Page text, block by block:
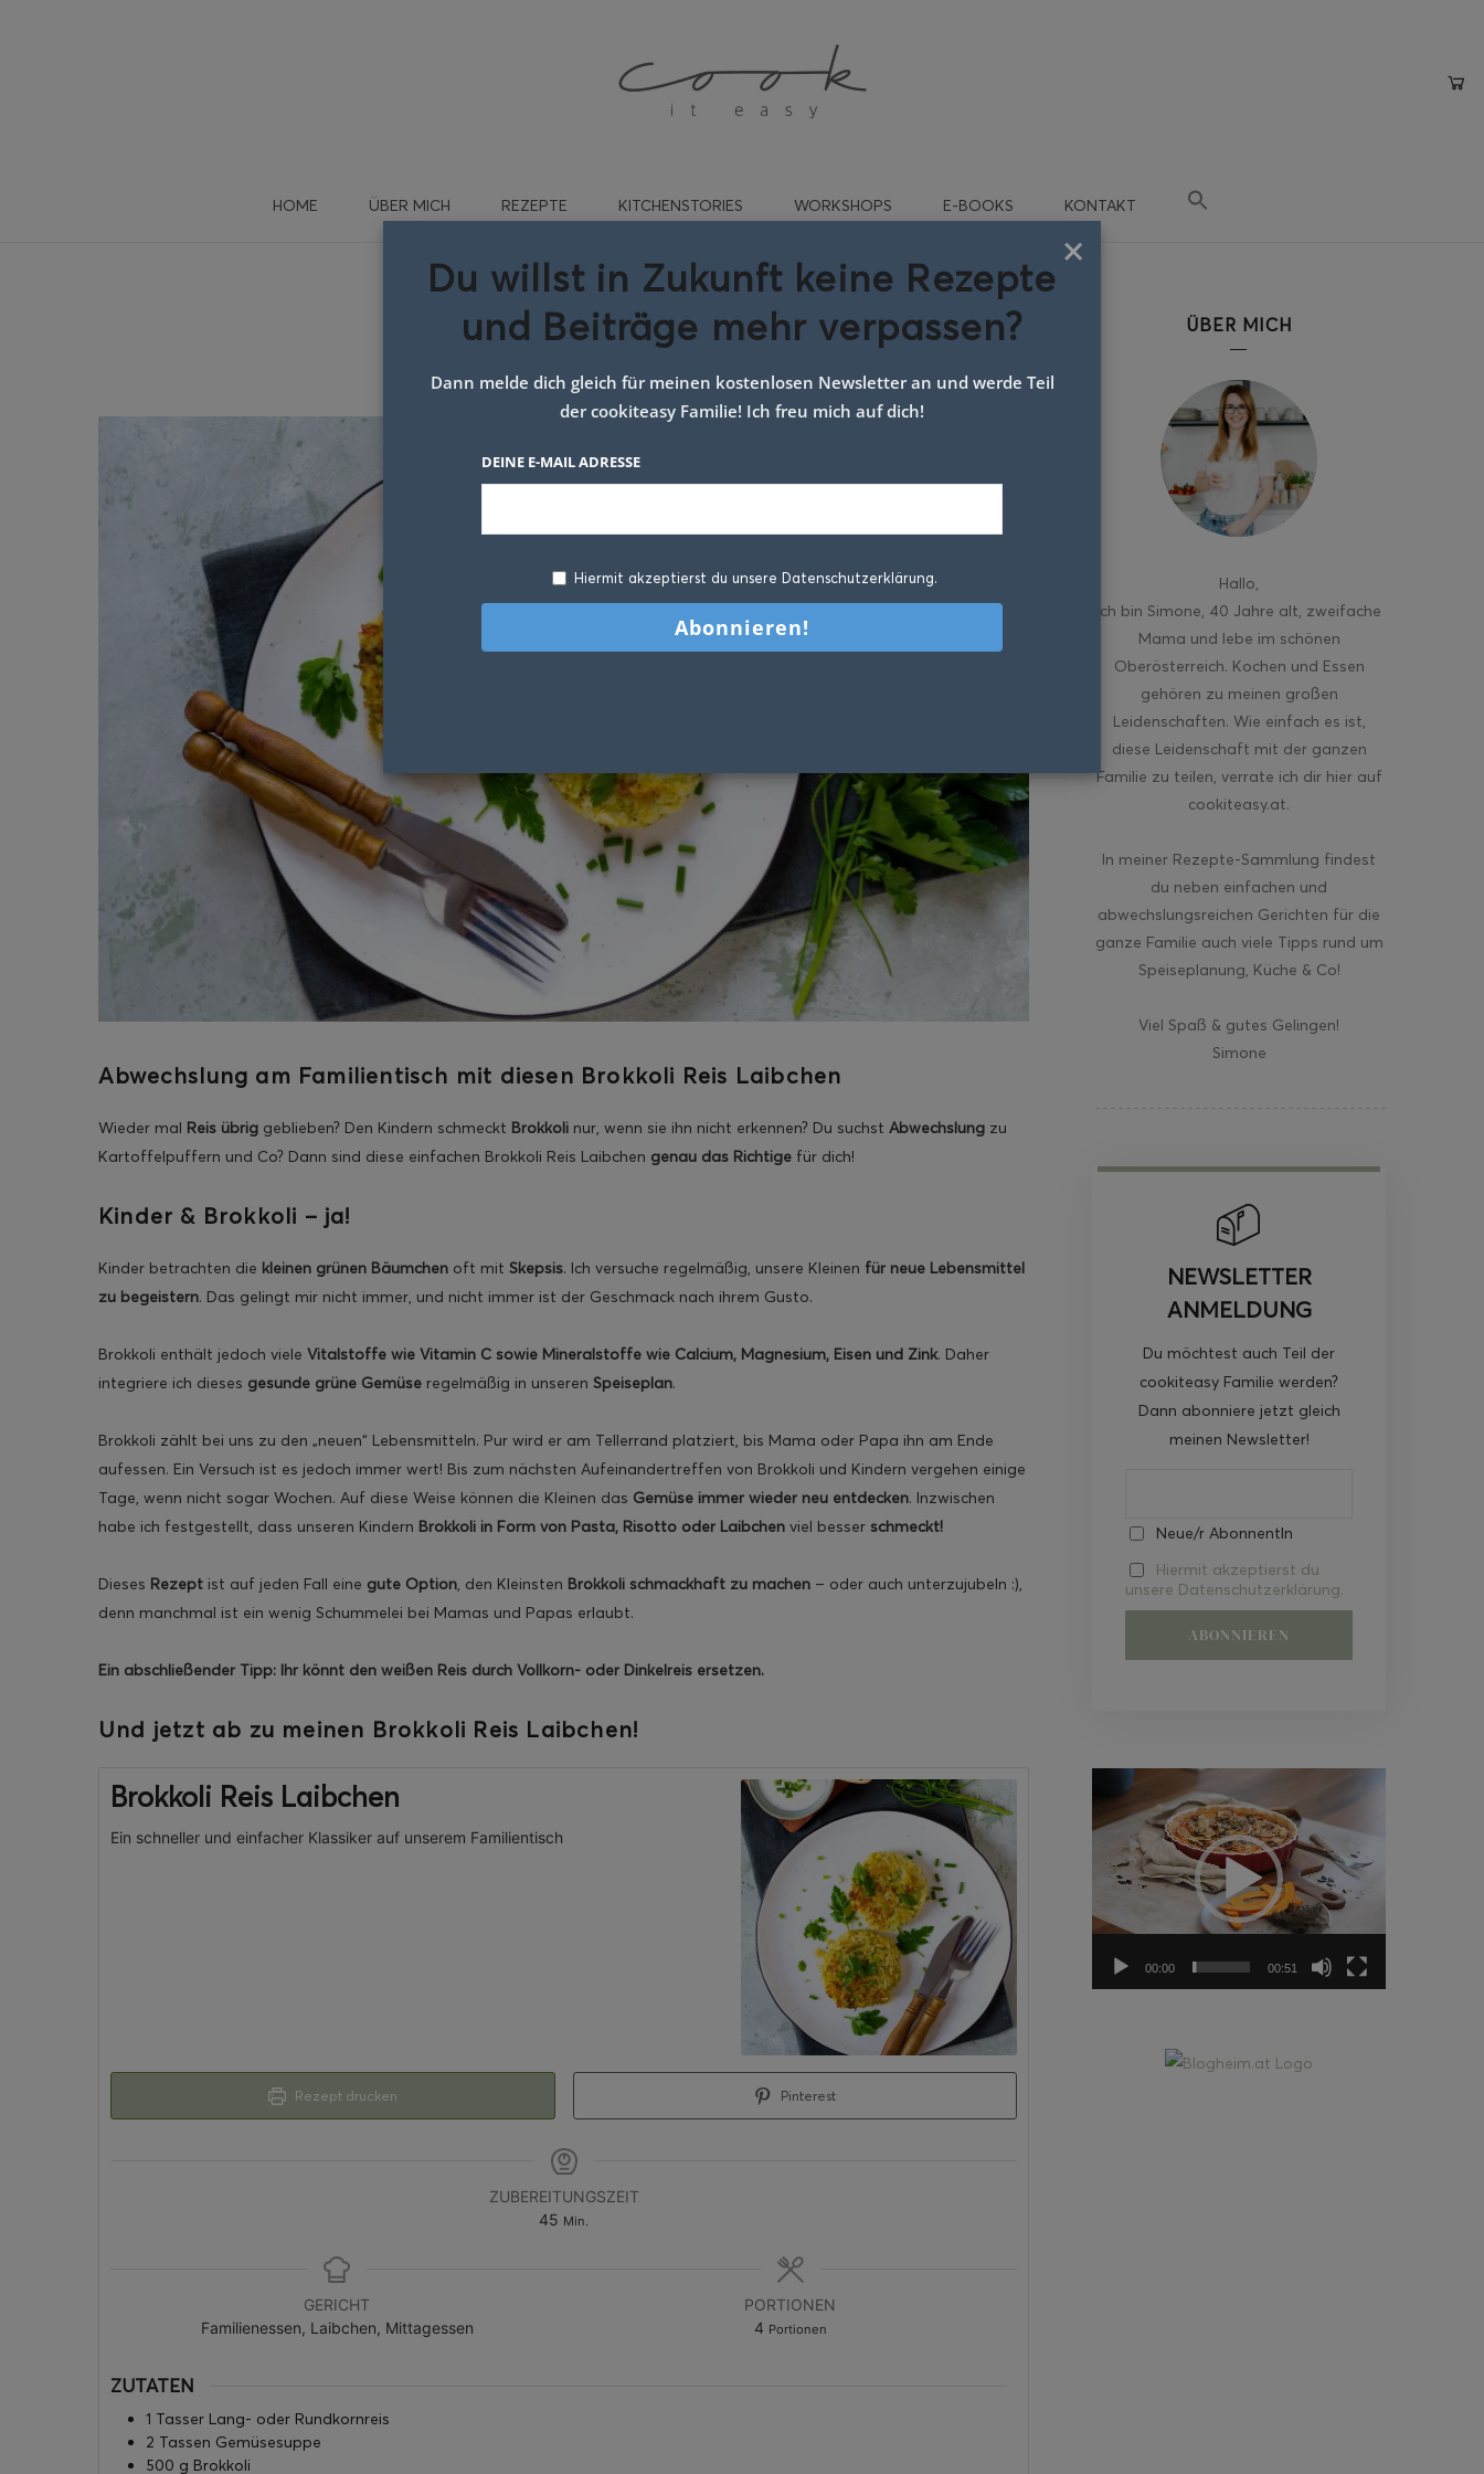
Eis am Stil
HOME ÜBER MICH REZEPTE KITCHENSTORIES WORKSHOPS E-BOOKS KONTAKT
Brokkoli Reis Laibchen
2. AUGUST 2020
Abwechslung am Familientisch mit diesen Brokkoli Reis Laibchen
Wieder mal Reis übrig geblieben? Den Kindern schmeckt Brokkoli nur, wenn sie ihn nicht erkennen? Du suchst Abwechslung zu
Kartoffelpuffern und Co? Dann sind diese einfachen Brokkoli Reis Laibchen genau das Richtige für dich!
Kinder & Brokkoli – ja!
Kinder betrachten die kleinen grünen Bäumchen oft mit Skepsis. Ich versuche regelmäßig, unsere Kleinen für neue Lebensmittel
zu begeistern. Das gelingt mir nicht immer, und nicht immer ist der Geschmack nach ihrem Gusto.
Brokkoli enthält jedoch viele Vitalstoffe wie Vitamin C sowie Mineralstoffe wie Calcium, Magnesium, Eisen und Zink. Daher
integriere ich dieses gesunde grüne Gemüse regelmäßig in unseren Speiseplan.
Brokkoli zählt bei uns zu den „neuen“ Lebensmitteln. Pur wird er am Tellerrand platziert, bis Mama oder Papa ihn am Ende
aufessen. Ein Versuch ist es jedoch immer wert! Bis zum nächsten Aufeinandertreffen von Brokkoli und Kindern vergehen einige
Tage, wenn nicht sogar Wochen. Auf diese Weise können die Kleinen das Gemüse immer wieder neu entdecken. Inzwischen
habe ich festgestellt, dass unseren Kindern Brokkoli in Form von Pasta, Risotto oder Laibchen viel besser schmeckt!
Dieses Rezept ist auf jeden Fall eine gute Option, den Kleinsten Brokkoli schmackhaft zu machen – oder auch unterzujubeln :),
denn manchmal ist ein wenig Schummelei bei Mamas und Papas erlaubt.
Ein abschließender Tipp: Ihr könnt den weißen Reis durch Vollkorn- oder Dinkelreis ersetzen.
Und jetzt ab zu meinen Brokkoli Reis Laibchen!
Brokkoli Reis Laibchen
Ein schneller und einfacher Klassiker auf unserem Familientisch
Rezept drucken Pinterest
ZUBEREITUNGSZEIT
45 Min.
GERICHT
Familienessen, Laibchen, Mittagessen
PORTIONEN
4 Portionen
ZUTATEN
1 Tasser Lang- oder Rundkornreis
2 Tassen Gemüsesuppe
500 g Brokkoli
ÜBER MICH
Hallo
ich bin Simone, 40 Jahre alt, zweifache
Mama und lebe im schönen
Oberösterreich. Kochen und Essen
gehören zu meinen großen
Leidenschaften. Wie einfach es ist,
diese Leidenschaft mit der ganzen
Familie zu teilen, verrate ich dir hier auf
cookiteasy.at.
In meiner Rezepte-Sammlung findest
du neben einfachen und
abwechslungsreichen Gerichten für die
ganze Familie auch viele Tipps rund um
Speiseplanung, Küche & Co!
Viel Spaß & gutes Gelingen!
Simone
NEWSLETTER
ANMELDUNG
Du möchtest auch Teil der
cookiteasy Familie werden?
Dann abonniere jetzt gleich
meinen Newsletter!
Neue/r AbonnentIn
Hiermit akzeptierst du
unsere Datenschutzerklärung.
Video-
Player
00:00 00:51
×
Du willst in Zukunft keine Rezepte
und Beiträge mehr verpassen?
Dann melde dich gleich für meinen kostenlosen Newsletter an und werde Teil
der cookiteasy Familie! Ich freu mich auf dich!
DEINE E-MAIL ADRESSE
Hiermit akzeptierst du unsere Datenschutzerklärung.